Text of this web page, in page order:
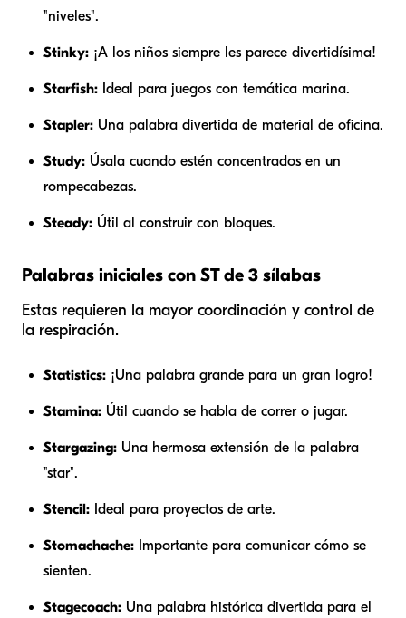
"niveles".
Stinky: ¡A los niños siempre les parece divertidísima!
Starfish: Ideal para juegos con temática marina.
Stapler: Una palabra divertida de material de oficina.
Study: Úsala cuando estén concentrados en un
rompecabezas.
Steady: Útil al construir con bloques.
Palabras iniciales con ST de 3 sílabas
Estas requieren la mayor coordinación y control de
la respiración.
Statistics: ¡Una palabra grande para un gran logro!
Stamina: Útil cuando se habla de correr o jugar.
Stargazing: Una hermosa extensión de la palabra
"star".
Stencil: Ideal para proyectos de arte.
Stomachache: Importante para comunicar cómo se
sienten.
Stagecoach: Una palabra histórica divertida para el